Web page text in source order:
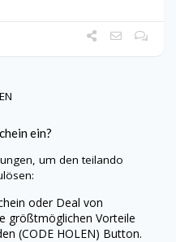
ein?
um denteilando
oder Deal von
größtmöglichen Vorteile
(CODE HOLEN) Button.